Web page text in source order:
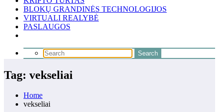
BLOKŲ GRANDINĖS TECHNOLOGIJOS
VIRTUALI REALYBĖ
PASLAUGOS
Tag: vekseliai
Home
vekseliai